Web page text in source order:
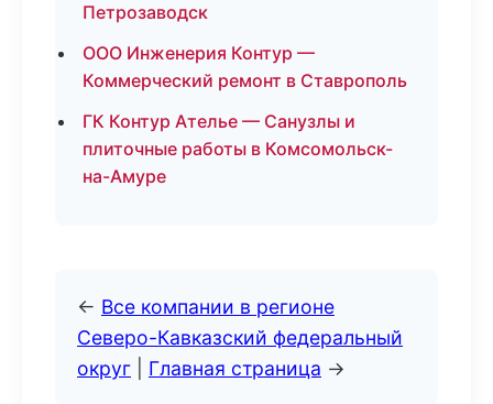
Петрозаводск
ООО Инженерия Контур —
Коммерческий ремонт в Ставрополь
ГК Контур Ателье — Санузлы и
плиточные работы в Комсомольск-
на-Амуре
← Все компании в регионе
Северо-Кавказский федеральный
округ
Главная страница →